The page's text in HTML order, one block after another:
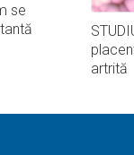
se
artrită